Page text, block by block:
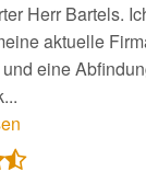
Herr Bartels.
aktuelle
eine